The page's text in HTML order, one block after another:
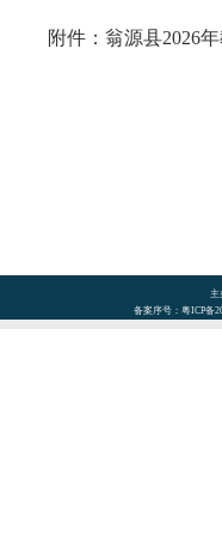
附件：翁源县2026
主
备案序号：粤ICP备